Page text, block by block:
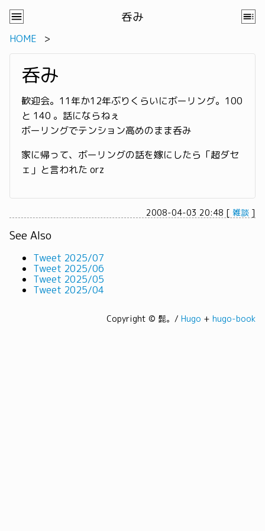
呑み
HOME
呑み
歓迎会。11年か12年ぶりくらいにボーリング。100
と 140 。話にならねぇ
ボーリングでテンション高めのまま呑み
家に帰って、ボーリングの話を嫁にしたら「超ダセ
ェ」と言われた orz
2008-04-03 20:48 [ 雑談 ]
See Also
Tweet 2025/07
Tweet 2025/06
Tweet 2025/05
Tweet 2025/04
Copyright © 髭。/ Hugo + hugo-book